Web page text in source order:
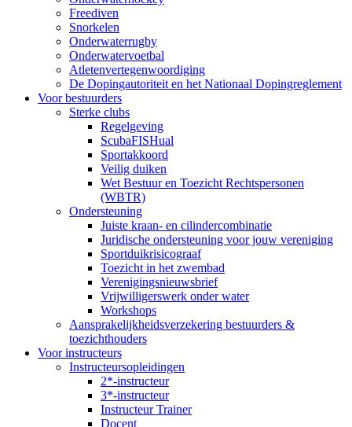
Freediven
Snorkelen
Onderwaterrugby
Onderwatervoetbal
Atletenvertegenwoordiging
De Dopingautoriteit en het Nationaal Dopingreglement
Voor bestuurders
Sterke clubs
Regelgeving
ScubaFISHual
Sportakkoord
Veilig duiken
Wet Bestuur en Toezicht Rechtspersonen
(WBTR)
Ondersteuning
Juiste kraan- en cilindercombinatie
Juridische ondersteuning voor jouw vereniging
Sportduikrisicograaf
Toezicht in het zwembad
Verenigingsnieuwsbrief
Vrijwilligerswerk onder water
Workshops
Aansprakelijkheidsverzekering bestuurders &
toezichthouders
Voor instructeurs
Instructeursopleidingen
2*-instructeur
3*-instructeur
Instructeur Trainer
Docent